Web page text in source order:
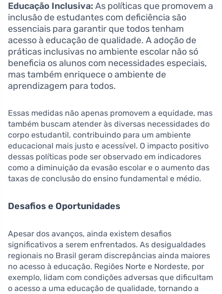
Educação Inclusiva: As políticas que promovem a
inclusão de estudantes com deficiência são
essenciais para garantir que todos tenham
acesso à educação de qualidade. A adoção de
práticas inclusivas no ambiente escolar não só
beneficia os alunos com necessidades especiais,
mas também enriquece o ambiente de
aprendizagem para todos.
Essas medidas não apenas promovem a equidade, mas
também buscam atender às diversas necessidades do
corpo estudantil, contribuindo para um ambiente
educacional mais justo e acessível. O impacto positivo
dessas políticas pode ser observado em indicadores
como a diminuição da evasão escolar e o aumento das
taxas de conclusão do ensino fundamental e médio.
Desafios e Oportunidades
Apesar dos avanços, ainda existem desafios
significativos a serem enfrentados. As desigualdades
regionais no Brasil geram discrepâncias ainda maiores
no acesso à educação. Regiões Norte e Nordeste, por
exemplo, lidam com condições adversas que dificultam
o acesso a uma educação de qualidade, tornando a